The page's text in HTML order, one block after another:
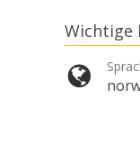
Wichtige